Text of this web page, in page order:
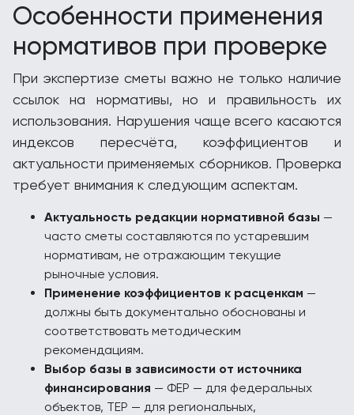
Особенности применения
нормативов при проверке
При экспертизе сметы важно не только наличие
ссылок на нормативы, но и правильность их
использования. Нарушения чаще всего касаются
индексов пересчёта, коэффициентов и
актуальности применяемых сборников. Проверка
требует внимания к следующим аспектам.
Актуальность редакции нормативной базы —
часто сметы составляются по устаревшим
нормативам, не отражающим текущие
рыночные условия.
Применение коэффициентов к расценкам —
должны быть документально обоснованы и
соответствовать методическим
рекомендациям.
Выбор базы в зависимости от источника
финансирования — ФЕР — для федеральных
объектов, ТЕР — для региональных,